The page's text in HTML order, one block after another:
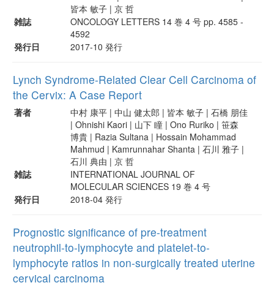
皆本 敏子 | 京 哲
雑誌
ONCOLOGY LETTERS 14 巻 4 号 pp. 4585 -
4592
発行日
2017-10 発行
Lynch Syndrome-Related Clear Cell Carcinoma of
the Cervix: A Case Report
著者
中村 康平 | 中山 健太郎 | 皆本 敏子 | 石橋 朋佳
| Ohnishi Kaori | 山下 瞳 | Ono Ruriko | 笹森
博貴 | Razia Sultana | Hossain Mohammad
Mahmud | Kamrunnahar Shanta | 石川 雅子 |
石川 典由 | 京 哲
雑誌
INTERNATIONAL JOURNAL OF
MOLECULAR SCIENCES 19 巻 4 号
発行日
2018-04 発行
Prognostic significance of pre-treatment
neutrophil-to-lymphocyte and platelet-to-
lymphocyte ratios in non-surgically treated uterine
cervical carcinoma